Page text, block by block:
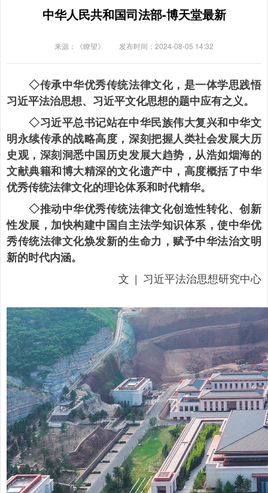
中华人民共和国司法部-博天堂最新
来源：《瞭望》 发布时间：2024-08-05 14:32
◇传承中华优秀传统法律文化，是一体学思践悟
习近平法治思想、习近平文化思想的题中应有之义。
◇习近平总书记站在中华民族伟大复兴和中华文
明永续传承的战略高度，深刻把握人类社会发展大历
史观，深刻洞悉中国历史发展大趋势，从浩如烟海的
文献典籍和博大精深的文化遗产中，高度概括了中华
优秀传统法律文化的理论体系和时代精华。
◇推动中华优秀传统法律文化创造性转化、创新
性发展，加快构建中国自主法学知识体系，使中华优
秀传统法律文化焕发新的生命力，赋予中华法治文明
新的时代内涵。
文 | 习近平法治思想研究中心